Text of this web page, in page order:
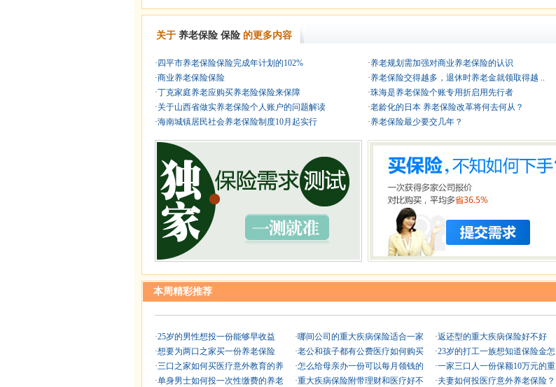
关于 养老保险 保险 的更多内容
· 四平市养老保险保险完成年计划的102%
·商业养老保险保险
·丁克家庭养老应购买养老险保险来保障
·关于山西省做实养老保险个人账户的问题解读
·海南城镇居民社会养老保险制度10月起实行
·养老规划需加强对商业养老保险的认识
·养老保险交得越多，退休时养老金就领取得越 ..
·珠海是养老保险个账专用折启用先行者
·老龄化的日本 养老保险改革将何去何从？
·养老保险最少要交几年？
本周精彩推荐
·25岁的男性想投一份能够早收益
·想要为两口之家买一份养老保险
·三口之家如何买医疗意外教育的养
·单身男士如何投一次性缴费的养老
·哪间公司的重大疾病保险适合一家
·老公和孩子都有公费医疗如何购买
·怎么给母亲办一份可以每月领钱的
·重大疾病保险附带理财和医疗好不
·返还型的重大疾病保险好不好
·23岁的打工一族想知道保险金怎
·一家三口人一份保额10万元的重
·夫妻如何投医疗意外养老保险？